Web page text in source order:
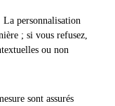
personnalisation
; si vous refusez,
ou non
sont assurés